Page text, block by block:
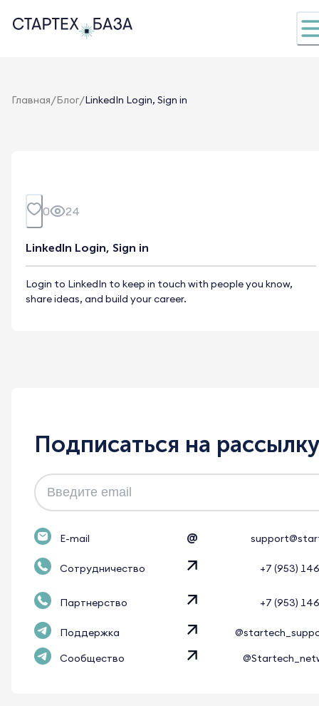
Главная/Блог/LinkedIn Login, Sign in
0 24
LinkedIn Login, Sign in
Login to LinkedIn to keep in touch with people you know,
share ideas, and build your career.
Подписаться на рассылку
E-mail @
Сотрудничество +7 (953)
Партнерство +7 (953)
Поддержка
Сообщество